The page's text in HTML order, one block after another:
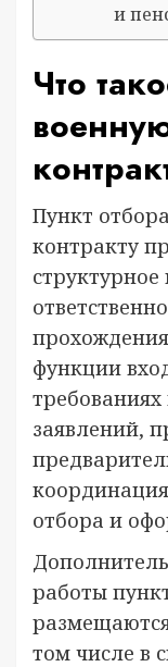
и
Что
Пункт
контракту
функции
заявлений,
отбора и
работы
том числе в